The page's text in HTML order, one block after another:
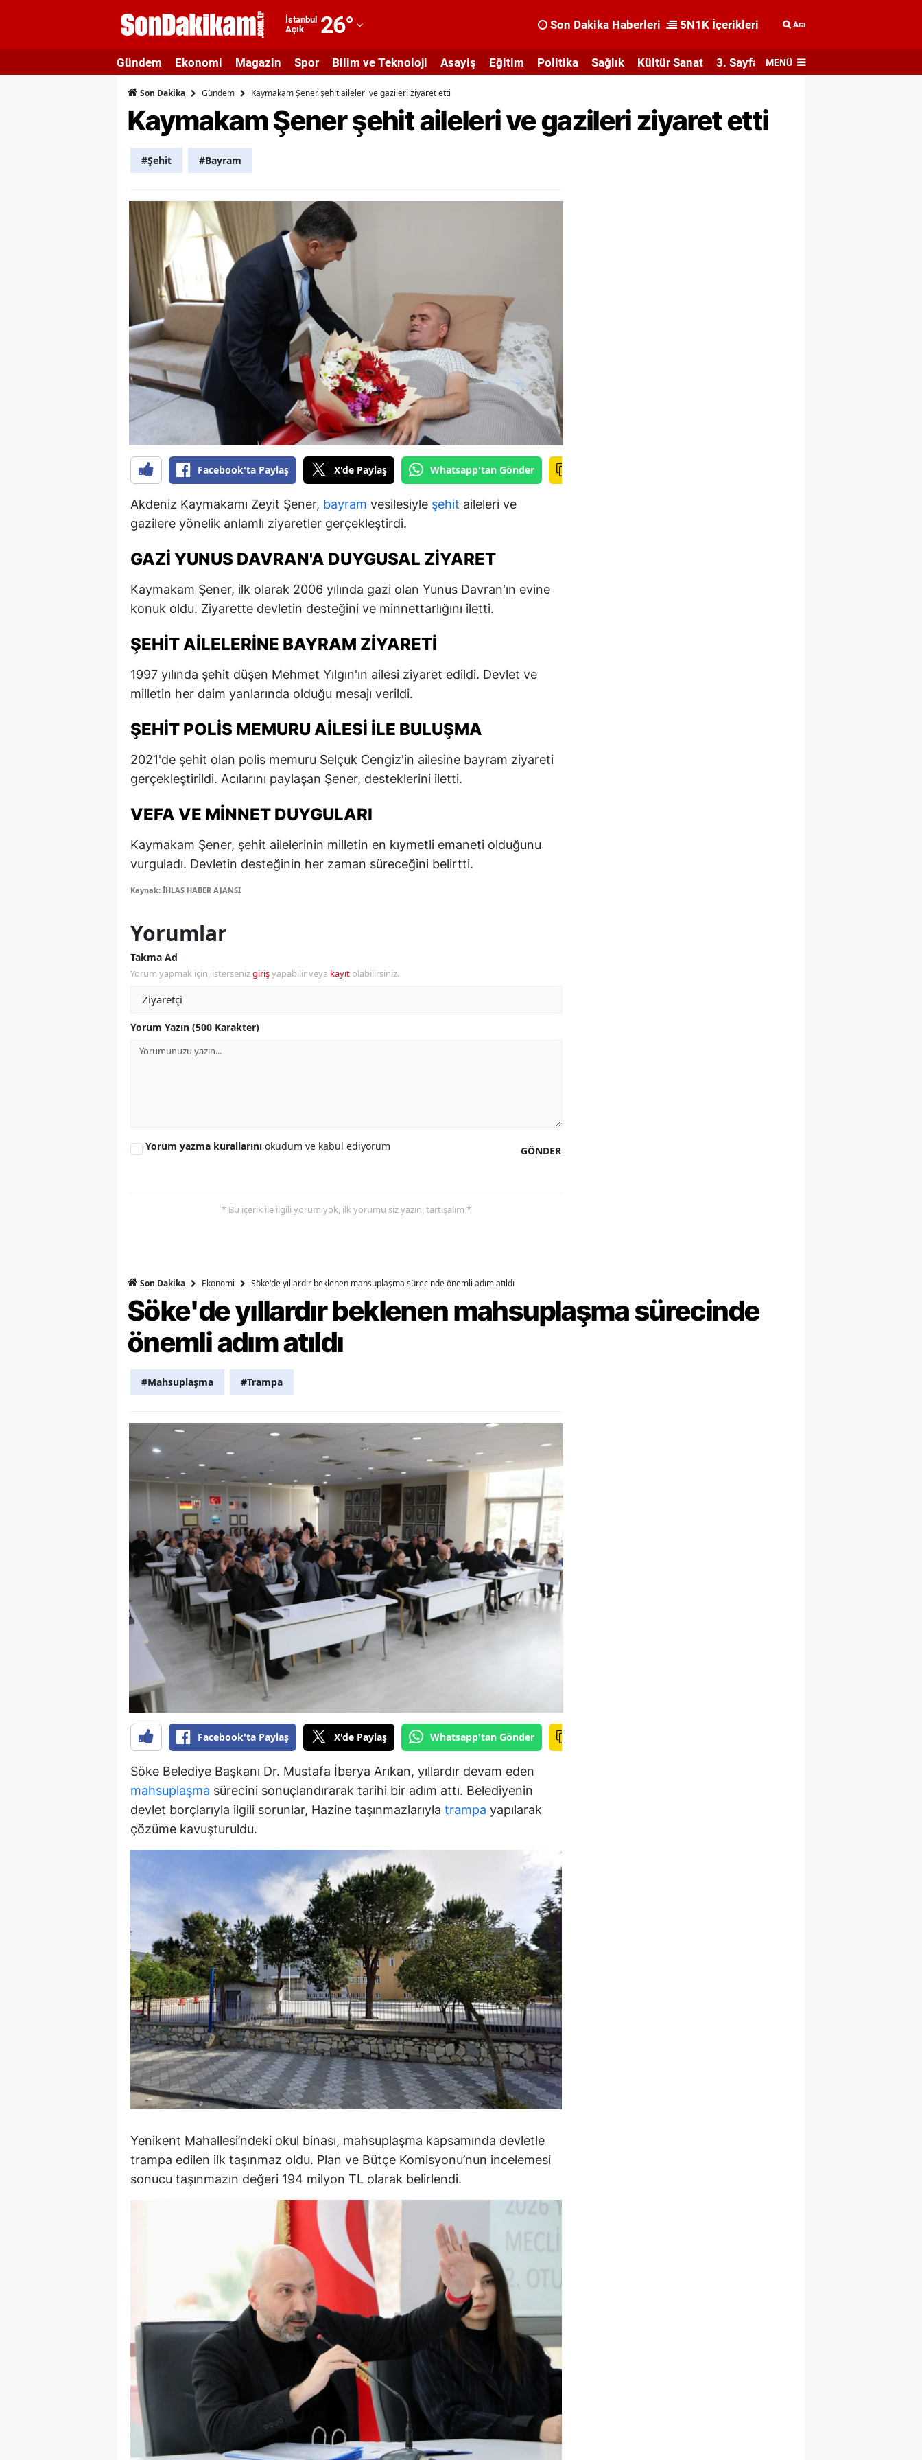
İstanbul
Açık
26°
Adıyaman
Afyonkarahisar
Ağrı
Antalya
Artvin
Aydın
Balıkesir
Bilecik
Bingöl
Bitlis
Bolu
Burdur
Bursa
Çankırı
Diyarbakır
Erzincan
Erzurum
Gaziantep
Hakkari
İstanbul
Manisa
Kahramanmaraş
Mardin
Nevşehir
Rize
Sakarya
Samsun
Siirt
Sinop
Sivas
Tekirdağ
Trabzon
Şanlıurfa
Uşak
Yozgat
Zonguldak
Aksaray
Bayburt
Karaman
Kırıkkale
Batman
Şırnak
Bartın
Yalova
Osmaniye
Düzce
Son Dakika Haberleri 5N1K İçerikleri Ara
Gündem Ekonomi Magazin Spor Bilim ve Teknoloji Asayiş Eğitim Politika Sağlık Kültür Sanat 3. Sayfa MENÜ
Son Dakika Gündem Kaymakam Şener şehit aileleri ve gazileri ziyaret etti
Kaymakam Şener şehit aileleri ve gazileri ziyaret etti
#Şehit #Bayram
Facebook'ta Paylaş X'de Paylaş Whatsapp'tan Gönder
Akdeniz Kaymakamı Zeyit Şener, bayram vesilesiyle şehit aileleri ve
gazilere yönelik anlamlı ziyaretler gerçekleştirdi.
GAZI YUNUS DAVRAN'A DUYGUSAL ZIYARET
Kaymakam Şener, ilk olarak 2006 yılında gazi olan Yunus Davran'ın evine
konuk oldu. Ziyarette devletin desteğini ve minnettarlığını iletti.
ŞEHIT AILELERINE BAYRAM ZIYARETI
1997 yılında şehit düşen Mehmet Yılgın'ın ailesi ziyaret edildi. Devlet ve
milletin her daim yanlarında olduğu mesajı verildi.
ŞEHIT POLIS MEMURU AILESI ILE BULUŞMA
2021'de şehit olan polis memuru Selçuk Cengiz'in ailesine bayram ziyareti
gerçekleştirildi. Acılarını paylaşan Şener, desteklerini iletti.
VEFA VE MINNET DUYGULARI
Kaymakam Şener, şehit ailelerinin milletin en kıymetli emaneti olduğunu
vurguladı. Devletin desteğinin her zaman süreceğini belirtti.
Kaynak: İHLAS HABER AJANSI
Yorumlar
Takma Ad
Yorum yapmak için, istersenizgirişyapabilir veya kayıt olabilirsiniz.
Yorum Yazın (500 Karakter)
GÖNDER
Yorum yazma kurallarını okudum ve kabul ediyorum
* Bu içerik ile ilgili yorum yok, ilk yorumu siz yazın, tartışalım *
Son Dakika Ekonomi Söke'de yıllardır beklenen mahsuplaşma sürecinde önemli adım atıldı
Söke'de yıllardır beklenen mahsuplaşma sürecinde
önemli adım atıldı
#Mahsuplaşma #Trampa
Facebook'ta Paylaş X'de Paylaş Whatsapp'tan Gönder
Söke Belediye Başkanı Dr. Mustafa İberya Arıkan, yıllardır devam eden
mahsuplaşma sürecini sonuçlandırarak tarihi bir adım attı. Belediyenin
devlet borçlarıyla ilgili sorunlar, Hazine taşınmazlarıyla trampa yapılarak
çözüme kavuşturuldu.
Yenikent Mahallesi’ndeki okul binası, mahsuplaşma kapsamında devletle
trampa edilen ilk taşınmaz oldu. Plan ve Bütçe Komisyonu’nun incelemesi
sonucu taşınmazın değeri 194 milyon TL olarak belirlendi.